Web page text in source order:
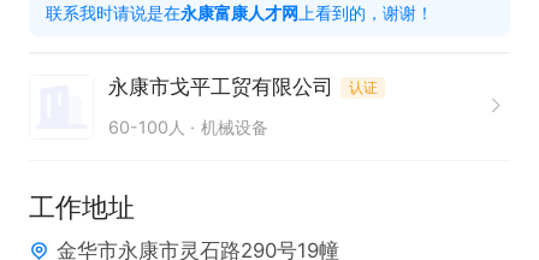
3. 工作细致、有责任心，具备良好沟通能力
只需两步,轻松找工作: 1、先点击投简历; 2、再打电
联系我时请说是在永康富康人才网 上看到的，谢谢！
永康市戈平工贸有限公司 认证
60-100人 机械设备
工作地址
金华市永康市灵石路290号19幢